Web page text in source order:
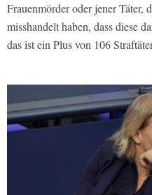
Frauenmörder oder jener Täter,
misshandelt haben, dass diese
das ist ein Plus von 106